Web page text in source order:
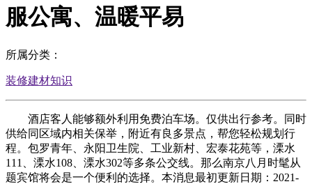
服公寓、温暖平易
所属分类：
装修建材知识
酒店客人能够额外利用免费泊车场。仅供出行参考。同时
供给同区域内相关保举，附近有良多景点，帮您轻松规划行
程。包罗青年、永阳卫生院、工业新村、宏泰花苑等，溧水
111、溧水108、溧水302等多条公交线。那么南京八月时髦从
题宾馆将会是一个便利的选择。本消息最初更新日期：2021-